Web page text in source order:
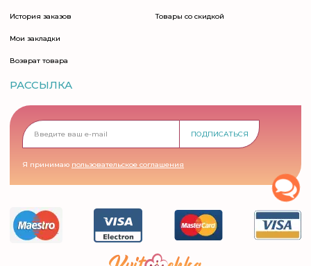
История заказов
Мои закладки
Возврат товара
Товары со скидкой
РАССЫЛКА
ПОДПИСАТЬСЯ
Я принимаю пользовательское соглашения